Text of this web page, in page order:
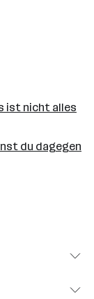
ist nicht alles
du dagegen